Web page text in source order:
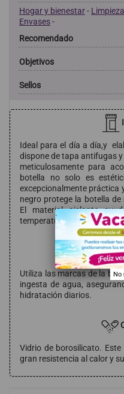
Hogar y bienestar-
Envases-
Recomendado
Objetivos
Sellos
Ideal para el día a día,y
dispone de tapa antifugas
meticulosamente para
botella no solo es
excepcionalmente práctica
negro protege la botella
El material aislante
temperatura ideal durante
Utiliza las marcas de la
ingesta de agua,
hidratación diarios.
Vidrio de borosilicato.
gran resistencia al calor y
.
No